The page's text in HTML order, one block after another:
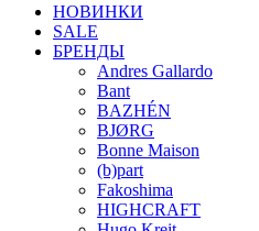
НОВИНКИ
SALE
БРЕНДЫ
Andres Gallardo
Bant
BAZHÉN
BJØRG
Bonne Maison
(b)part
Fakoshima
HIGHCRAFT